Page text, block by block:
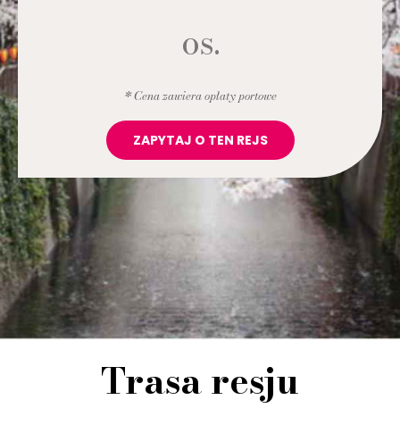
os.
* Cena zawiera opłaty portowe
ZAPYTAJ O TEN REJS
Trasa resju